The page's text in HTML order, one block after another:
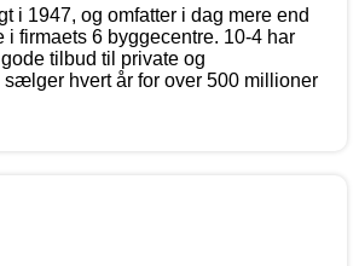
i 1947, og omfatter i dag mere end
i firmaets 6 byggecentre. 10-4 har
tilbud til private og
hvert år for over 500 millioner